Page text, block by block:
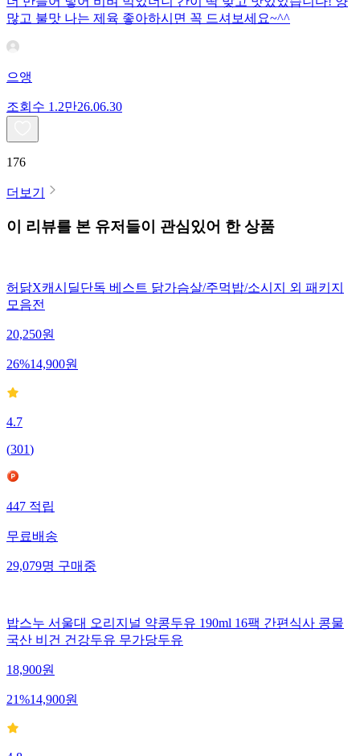
많고 불맛 나는 제육 좋아하시면 꼭 드셔보세요~^^
으앵
조회수 1.2만26.06.30
176
더보기
이 리뷰를 본 유저들이 관심있어 한 상품
허닭X캐시딜단독 베스트 닭가슴살/주먹밥/소시지 외 패키지
모음전
20,250원
26%14,900원
4.7
(301)
447 적립
무료배송
29,079명 구매중
밥스누 서울대 오리지널 약콩두유 190ml 16팩 간편식사 콩물
국산 비건 건강두유 무가당두유
18,900원
21%14,900원